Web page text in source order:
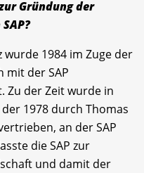
Gründung der
wurde 1984 im Zuge der
mit der SAP
Zu der Zeit wurde in
1978 durch Thomas
an der SAP
die SAP zur
und damit der